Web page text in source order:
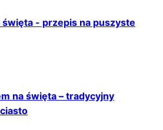
święta - przepis na puszyste
na święta – tradycyjny